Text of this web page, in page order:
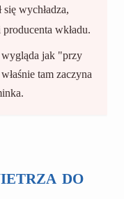
wychładza,
wkładu.
jak "przy
tam zaczyna
do